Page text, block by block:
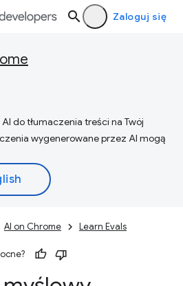
Zaloguj się
do tłumaczenia treści na Twój
wygenerowane przez AI mogą
AI on Chrome Learn Evals